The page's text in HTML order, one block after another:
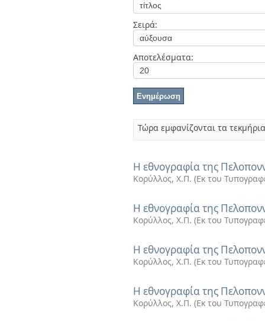
Σειρά:
Αποτελέσματα:
Τώρα εμφανίζονται τα
Η εθνογραφία της
Κορύλλος, Χ.Π. (Εκ του
Η εθνογραφία της
Κορύλλος, Χ.Π. (Εκ του
Η εθνογραφία της
Κορύλλος, Χ.Π. (Εκ του
Η εθνογραφία της
Κορύλλος, Χ.Π. (Εκ του